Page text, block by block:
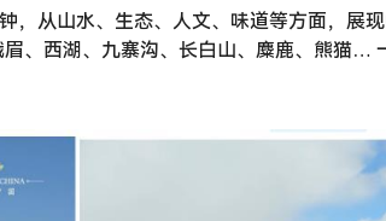
，从山水、生态、人文、味道等方面，展
、西湖、九寨沟、长白山、麋鹿、熊猫…